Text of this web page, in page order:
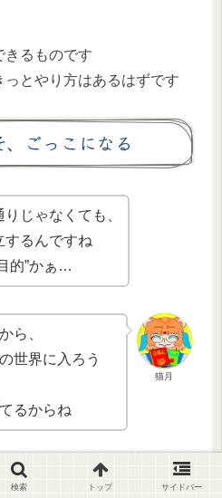
きるものです
とやり方はあるはずです
ごっこになる
じゃなくても、
するんですね
的”かぁ…
猫月
ら、
世界に入ろう
るからね
は、
うな絵本」を
検索 トップ サイドバー